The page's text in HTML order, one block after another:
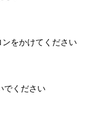
ンをかけてください
でください